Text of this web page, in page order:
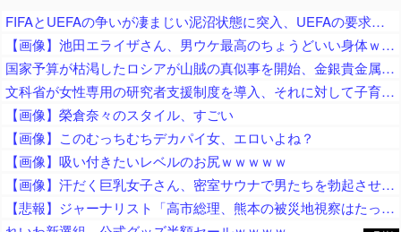
FIFAとUEFAの争いが凄まじい泥沼状態に突入、UEFAの要求を呑んだFIFAだったがUEFA側は強硬姿勢を崩さず……
【画像】池田エライザさん、男ウケ最高のちょうどいい身体ｗｗｗｗ
国家予算が枯渇したロシアが山賊の真似事を開始、金銀貴金属じゃなくて自動車とかってところがリアリティありすぎる……
文科省が女性専用の研究者支援制度を導入、それに対して子育て負担に苦しむ若手男性研究者は……
【画像】榮倉奈々のスタイル、すごい
【画像】このむっちむちデカパイ女、エロいよね？
【画像】吸い付きたいレベルのお尻ｗｗｗｗｗ
【画像】汗だく巨乳女子さん、密室サウナで男たちを勃起させてしまうｗｗｗｗｗｗ
【悲報】ジャーナリスト「高市総理、熊本の被災地視察はたったの3分！」 → ライブ動画で19分超の滞在が発覚 ｗｗｗｗｗｗｗｗｗｗｗｗｗｗｗ